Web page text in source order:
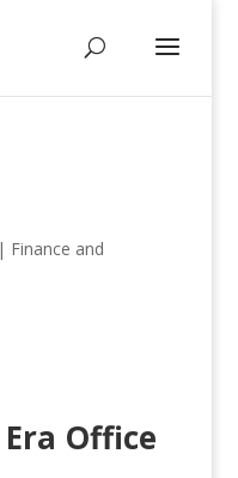
| Finance and
Office